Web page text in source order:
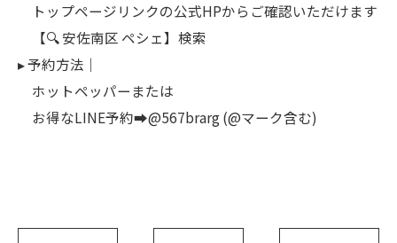
トップページリンクの公式HPからご確認いただけます
【🔍 安佐南区 ペシェ】検索
▸ 予約方法｜
ホットペッパーまたは
お得なLINE予約➡︎@567brarg (@マーク含む)